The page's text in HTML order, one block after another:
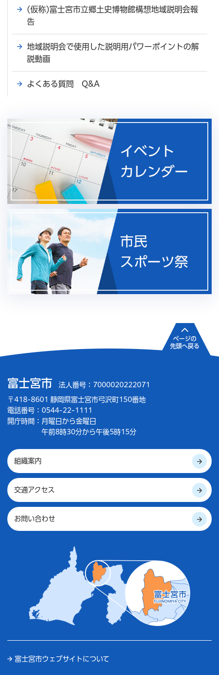
(仮称)富士宮市立郷土史博物館構想地域説明会報
告
地域説明会で使用した説明用パワーポイントの解
説動画
よくある質問 Q&A
富士宮市 法人番号：7000020222071
〒418-8601 静岡県富士宮市弓沢町150番地
電話番号：0544-22-1111
開庁時間： 月曜日から金曜日
午前8時30分から午後5時15分
組織案内
交通アクセス
お問い合わせ
富士宮市ウェブサイトについて
ページの
先頭へ戻る